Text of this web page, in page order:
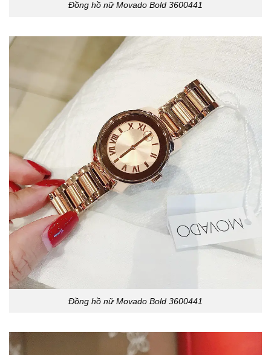
Đồng hồ nữ Movado Bold 3600441
Đồng hồ nữ Movado Bold 3600441